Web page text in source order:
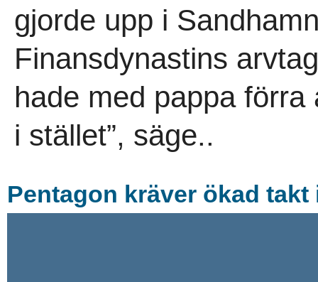
gjorde upp i
Finansdynastins
hade med pappa
i stället”, säge..
Pentagon kräver ökad